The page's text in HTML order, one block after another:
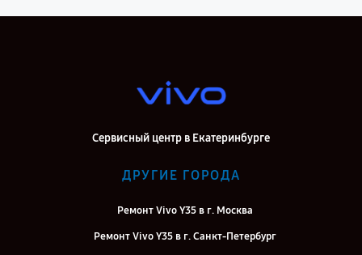
Сервисный центр в Екатеринбурге
ДРУГИЕ ГОРОДА
Ремонт Vivo Y35 в г. Москва
Ремонт Vivo Y35 в г. Санкт-Петербург